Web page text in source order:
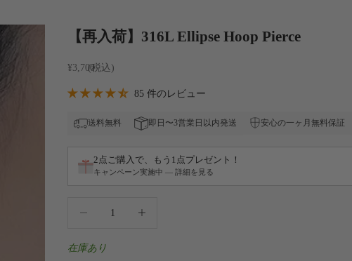
【再入荷】316L Ellipse Hoop Pierce
セール価格
¥3,700
85 件のレビュー
送料無料 即日〜3営業日以内発送 安心の一ヶ月無料保証
2点ご購入で、もう1点プレゼント！
キャンペーン実施中 — 詳細を見る
在庫あり